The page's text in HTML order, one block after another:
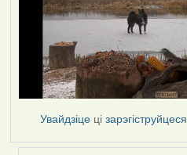
Увайдзіце цізарэгіструйцеся